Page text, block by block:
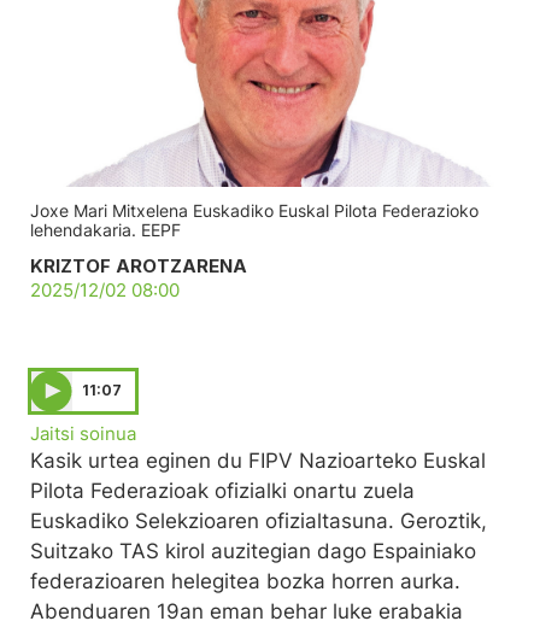
Joxe Mari Mitxelena Euskadiko Euskal Pilota Federazioko
lehendakaria. EEPF
KRIZTOF AROTZARENA
2025/12/02 08:00
11:07
Jaitsi soinua
Kasik urtea eginen du FIPV Nazioarteko Euskal
Pilota Federazioak ofizialki onartu zuela
Euskadiko Selekzioaren ofizialtasuna. Geroztik,
Suitzako TAS kirol auzitegian dago Espainiako
federazioaren helegitea bozka horren aurka.
Abenduaren 19an eman behar luke erabakia